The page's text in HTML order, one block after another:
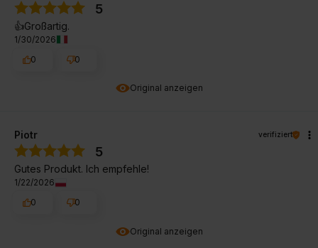
Original anzeigen
5
👍️Großartig.
1/30/2026
0
0
Original anzeigen
Piotr verifiziert
5
Gutes Produkt. Ich empfehle!
1/22/2026
0
0